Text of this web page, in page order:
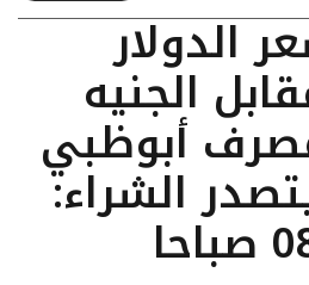
الدولار
الجنيه
أبوظبي
الشراء: